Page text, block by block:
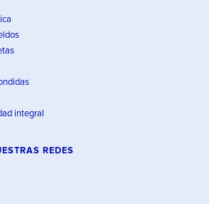
integral
REDES